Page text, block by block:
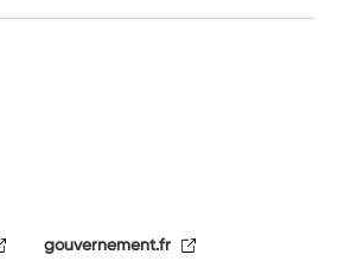
gouvernement.fr